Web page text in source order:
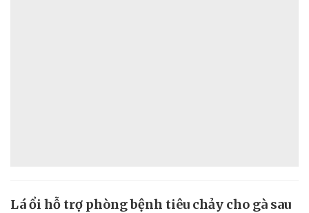
Lá ổi hỗ trợ phòng bệnh tiêu chảy cho gà sau